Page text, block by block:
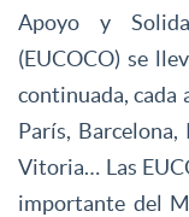
Apoyo y
(EUCOCO) se
continuada, cada
París, Barcelona,
Vitoria… Las
importante del